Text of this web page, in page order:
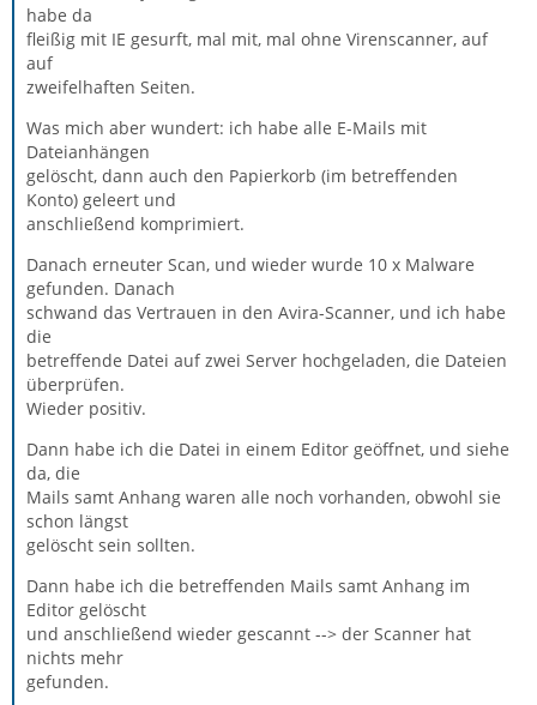
habe da
fleißig mit IE gesurft, mal mit, mal ohne Virenscanner, auf
auf
zweifelhaften Seiten.
Was mich aber wundert: ich habe alle E-Mails mit
Dateianhängen
gelöscht, dann auch den Papierkorb (im betreffenden
Konto) geleert und
anschließend komprimiert.
Danach erneuter Scan, und wieder wurde 10 x Malware
gefunden. Danach
schwand das Vertrauen in den Avira-Scanner, und ich habe
die
betreffende Datei auf zwei Server hochgeladen, die Dateien
überprüfen.
Wieder positiv.
Dann habe ich die Datei in einem Editor geöffnet, und siehe
da, die
Mails samt Anhang waren alle noch vorhanden, obwohl sie
schon längst
gelöscht sein sollten.
Dann habe ich die betreffenden Mails samt Anhang im
Editor gelöscht
und anschließend wieder gescannt --> der Scanner hat
nichts mehr
gefunden.